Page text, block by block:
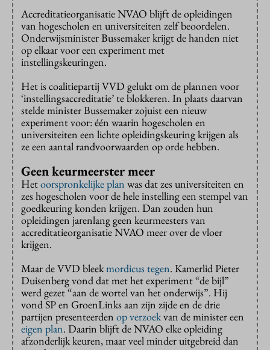
Accreditatieorganisatie NVAO blijft de opleidingen
van hogescholen en universiteiten zelf beoordelen.
Onderwijsminister Bussemaker krijgt de handen niet
op elkaar voor een experiment met
instellingskeuringen.
Het is coalitiepartij VVD gelukt om de plannen voor
‘instellingsaccreditatie’ te blokkeren. In plaats daarvan
stelde minister Bussemaker zojuist een nieuw
experiment voor: één waarin hogescholen en
universiteiten een lichte opleidingskeuring krijgen als
ze een aantal randvoorwaarden op orde hebben.
Geen keurmeerster meer
Hetoorspronkelijke plan was dat zes universiteiten en
zes hogescholen voor de hele instelling een stempel van
goedkeuring konden krijgen. Dan zouden hun
opleidingen jarenlang geen keurmeesters van
accreditatieorganisatie NVAO meer over de vloer
krijgen.
Maar de VVD bleekmordicus tegen. Kamerlid Pieter
Duisenberg vond dat met het experiment “de bijl”
werd gezet “aan de wortel van het onderwijs”. Hij
vond SP en GroenLinks aan zijn zijde en de drie
partijen presenteerden op verzoekvan de minister een
eigen plan. Daarin blijft de NVAO elke opleiding
afzonderlijk keuren, maar veel minder uitgebreid dan